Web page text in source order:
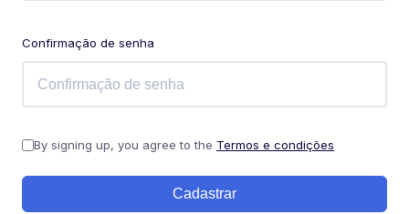
Confirmação de senha
By signing up, you agree to the Termos e condições
Cadastrar